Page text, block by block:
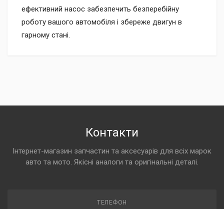
ефективний насос забезпечить безперебійну
роботу вашого автомобіля і збереже двигун в
гарному стані.
Контакти
Інтернет-магазин запчастин та аксесуарів для всіх марок
авто та мото. Якісні аналоги та оригінальні деталі.
ТЕЛЕФОН